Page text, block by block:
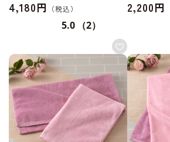
4,180円
5.0 （2）
2,200円